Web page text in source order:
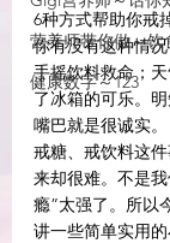
营养师带你做～饮
健康数字～123
6种方式帮助你戒
你有没有这种情
手摇饮料救命；
了冰箱的可乐。
嘴巴就是很诚实。
戒糖、戒饮料这
来却很难。不是
瘾”太强了。所以
讲一些简单实用